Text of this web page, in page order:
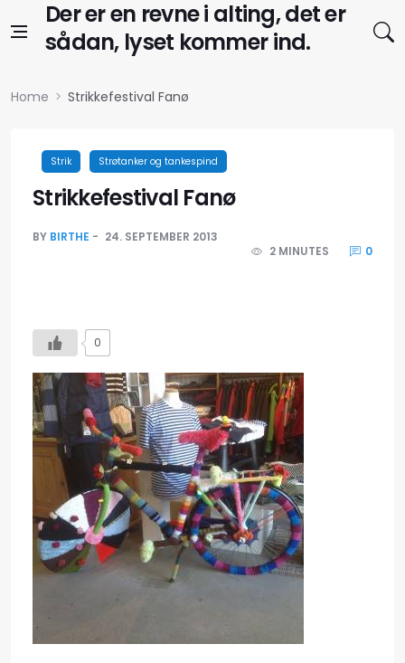
Skip to content
Der er en revne i alting, det er
sådan, lyset kommer ind.
Home Strikkefestival Fanø
Strik Strøtanker og tankespind
Strikkefestival Fanø
BY BIRTHE
24. SEPTEMBER 2013
2 MINUTES
0
0